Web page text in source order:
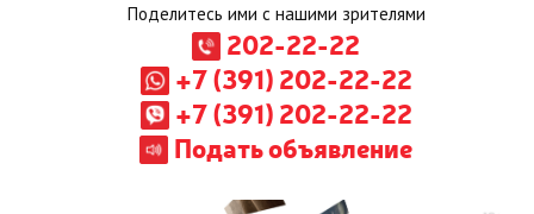
Поделитесь ими с нашими зрителями
202-22-22
+7 (391) 202-22-22
+7 (391) 202-22-22
Подать объявление